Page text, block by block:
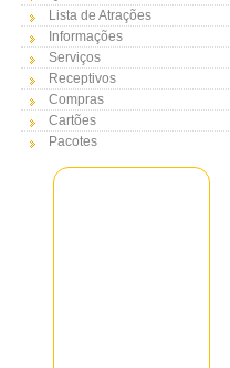
Lista de Atrações
Informações
Serviços
Receptivos
Compras
Cartões
Pacotes